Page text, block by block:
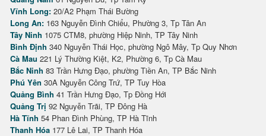
Vĩnh Long: 20/A2 Phạm Thái Bường
Long An: 163 Nguyễn Đình Chiểu, Phường 3, Tp Tân An
Tây Ninh 1075 CTM8, phường Hiệp Ninh, TP Tây Ninh
Bình Định 340 Nguyễn Thái Học, phường Ngô Mây, Tp Quy Nhơn
Cà Mau 221 Lý Thường Kiệt, K2, Phường 6, Tp Cà Mau
Bắc Ninh 83 Trần Hưng Đạo, phường Tiền An, TP Bắc Ninh
Phú Yên 30A Nguyễn Công Trứ, TP Tuy Hòa
Quảng Bình 41 Trần Hưng Đạo, Tp Đồng Hới
Quảng Trị 92 Nguyễn Trãi, TP Đông Hà
Hà Tĩnh 54 Phan Đình Phùng, TP Hà Tĩnh
Thanh Hóa 177 Lê Lai, TP Thanh Hóa